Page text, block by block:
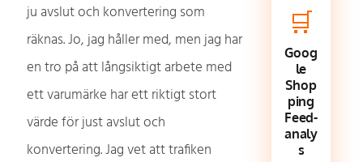
ju avslut och konvertering som
räknas. Jo, jag håller med, men jag har
en tro på att långsiktigt arbete med
ett varumärke har ett riktigt stort
värde för just avslut och
konvertering. Jag vet att trafiken
🛒
Goog
le
Shop
ping
Feed-
analy
s